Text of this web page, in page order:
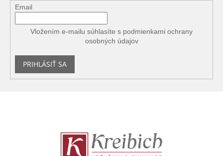
Email
Vložením e-mailu súhlasíte s podmienkami ochrany
osobných údajov
PRIHLÁSIŤ SA